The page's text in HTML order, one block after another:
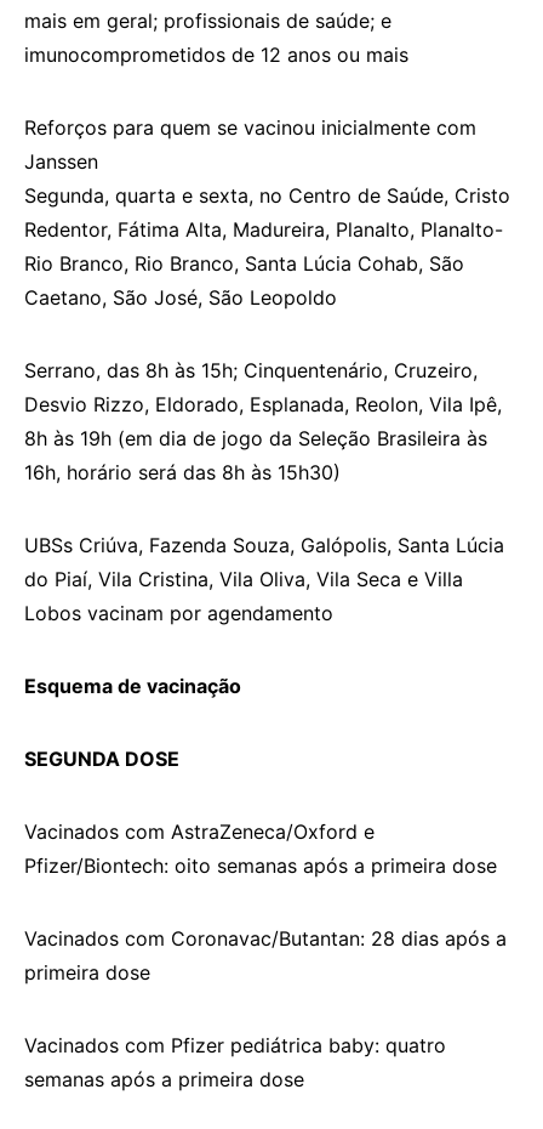
mais em geral; profissionais de saúde; e
imunocomprometidos de 12 anos ou mais
Reforços para quem se vacinou inicialmente com
Janssen
Segunda, quarta e sexta, no Centro de Saúde, Cristo
Redentor, Fátima Alta, Madureira, Planalto, Planalto-
Rio Branco, Rio Branco, Santa Lúcia Cohab, São
Caetano, São José, São Leopoldo
Serrano, das 8h às 15h; Cinquentenário, Cruzeiro,
Desvio Rizzo, Eldorado, Esplanada, Reolon, Vila Ipê,
8h às 19h (em dia de jogo da Seleção Brasileira às
16h, horário será das 8h às 15h30)
UBSs Criúva, Fazenda Souza, Galópolis, Santa Lúcia
do Piaí, Vila Cristina, Vila Oliva, Vila Seca e Villa
Lobos vacinam por agendamento
Esquema de vacinação
SEGUNDA DOSE
Vacinados com AstraZeneca/Oxford e
Pfizer/Biontech: oito semanas após a primeira dose
Vacinados com Coronavac/Butantan: 28 dias após a
primeira dose
Vacinados com Pfizer pediátrica baby: quatro
semanas após a primeira dose